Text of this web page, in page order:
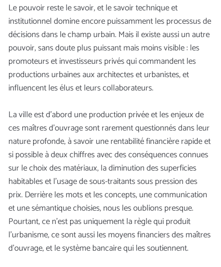
Le pouvoir reste le savoir, et le savoir technique et
institutionnel domine encore puissamment les processus de
décisions dans le champ urbain. Mais il existe aussi un autre
pouvoir, sans doute plus puissant mais moins visible : les
promoteurs et investisseurs privés qui commandent les
productions urbaines aux architectes et urbanistes, et
influencent les élus et leurs collaborateurs.
La ville est d’abord une production privée et les enjeux de
ces maîtres d’ouvrage sont rarement questionnés dans leur
nature profonde, à savoir une rentabilité financière rapide et
si possible à deux chiffres avec des conséquences connues
sur le choix des matériaux, la diminution des superficies
habitables et l’usage de sous-traitants sous pression des
prix. Derrière les mots et les concepts, une communication
et une sémantique choisies, nous les oublions presque.
Pourtant, ce n’est pas uniquement la règle qui produit
l’urbanisme, ce sont aussi les moyens financiers des maîtres
d’ouvrage, et le système bancaire qui les soutiennent.